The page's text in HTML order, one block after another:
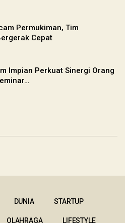
Permukiman, Tim
Cepat
Impian Perkuat Sinergi Orang
DUNIA STARTUP
OLAHRAGA LIFESTYLE